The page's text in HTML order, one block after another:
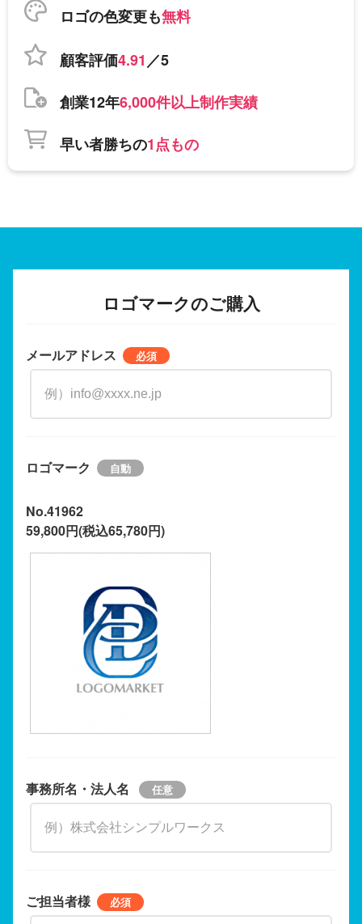
ロゴの色変更も無料
顧客評価4.91／5
創業12年6,000件以上制作実績
早い者勝ちの1点もの
ロゴマークのご購入
メールアドレス
ロゴマーク
No.41962
59,800円(税込65,780円)
事務所名・法人名
ご担当者様